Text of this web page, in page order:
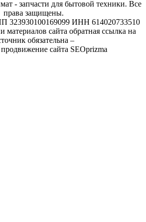
- запчасти для бытовой техники. Все
права защищены.
ИНН 614020733510
материалов сайта обратная ссылка на
обязательна –
сайта SEOprizma